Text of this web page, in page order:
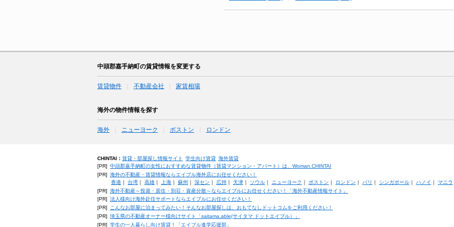
中頭郡嘉手納町の賃貸情報を変更する
賃貸物件 不動産会社 家賃相場
海外の物件情報を探す
海外 ニューヨーク ボストン ロンドン
CHINTAI： 賃貸・部屋探し情報サイト 学生向け賃貸 海外賃貸
[PR] 中頭郡嘉手納町の女性におすすめな賃貸物件（賃貸マンション・アパート）は、Woman.CHINTAI
[PR] 海外の不動産・賃貸情報ならエイブル海外店にお任せください！
香港｜ 台湾｜ 高雄｜ 上海｜ 蘇州 ｜ 深セン ｜ 広州 ｜ 天津｜ ソウル｜ ニューヨーク ｜ ボストン ｜ ロンドン ｜ パリ ｜ シンガポール｜ ハノイ ｜ マニラ
[PR] 海外不動産～投資・居住・別荘・資産分散～ならエイブルにお任せください！「海外不動産情報サイト」
[PR] 法人様向け海外赴任サポートならエイブルにお任せください！
[PR]
こんなお部屋に泊まってみたい！そんなお部屋探しは、おもてなしドットコムをご利用ください！
[PR] 埼玉県の不動産オーナー様向けサイト「saitama.able(サイタマ ドットエイブル）」
[PR] 学生の一人暮らし向け賃貸！「エイブル進学応援部」